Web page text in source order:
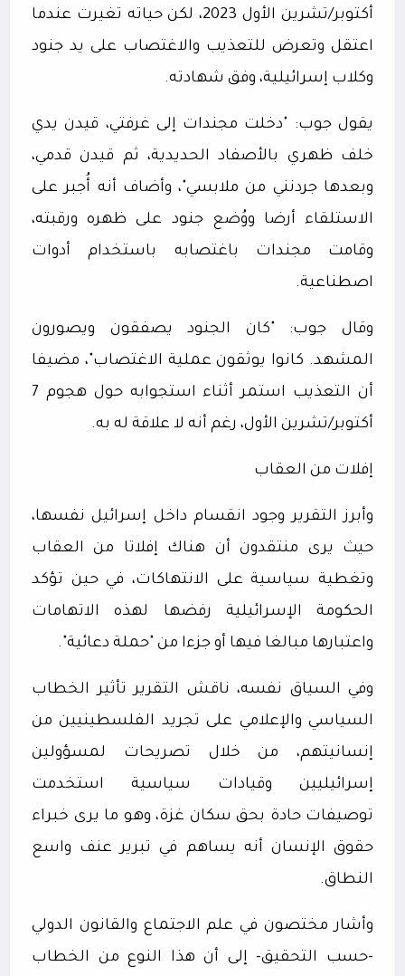
أكتوبر/تشرين الأول 2023، لكن حياته تغيرت عندما
اعتقل وتعرض للتعذيب والاغتصاب على يد جنود
وكلاب إسرائيلية، وفق شهادته.
يقول جوب: "دخلت مجندات إلى غرفتي، قيدن يدي
خلف ظهري بالأصفاد الحديدية، ثم قيدن قدمي،
وبعدها جردنني من ملابسي"، وأضاف أنه أُجبر على
الاستلقاء أرضا ووُضع جنود على ظهره ورقبته،
وقامت مجندات باغتصابه باستخدام أدوات
اصطناعية.
وقال جوب: "كان الجنود يصفقون ويصورون
المشهد. كانوا يوثقون عملية الاغتصاب"، مضيفا
أن التعذيب استمر أثناء استجوابه حول هجوم 7
أكتوبر/تشرين الأول، رغم أنه لا علاقة له به.
إفلات من العقاب
وأبرز التقرير وجود انقسام داخل إسرائيل نفسها،
حيث يرى منتقدون أن هناك إفلاتا من العقاب
وتغطية سياسية على الانتهاكات، في حين تؤكد
الحكومة الإسرائيلية رفضها لهذه الاتهامات
واعتبارها مبالغا فيها أو جزءا من "حملة دعائية".
وفي السياق نفسه، ناقش التقرير تأثير الخطاب
السياسي والإعلامي على تجريد الفلسطينيين من
إنسانيتهم، من خلال تصريحات لمسؤولين
إسرائيليين وقيادات سياسية استخدمت
توصيفات حادة بحق سكان غزة، وهو ما يرى خبراء
حقوق الإنسان أنه يساهم في تبرير عنف واسع
النطاق.
وأشار مختصون في علم الاجتماع والقانون الدولي
-حسب التحقيق- إلى أن هذا النوع من الخطاب